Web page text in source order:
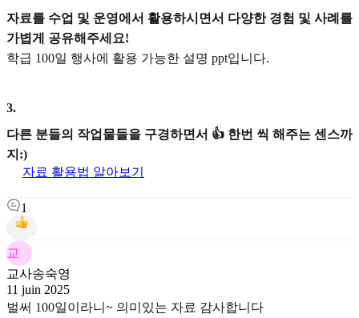
자료를 수업 및 운영에서 활용하시면서 다양한 경험 및 사례를
가볍게 공유해주세요!
학급 100일 행사에 활용 가능한 설명 ppt입니다.
3.
다른 분들의 작업물들을 구경하면서 👍 한번 씩 해주는 센스까
지:)
자료 활용법 알아보기
1
교
교사송숙영
11 juin 2025
벌써 100일이라니~ 의미있는 자료 감사합니다